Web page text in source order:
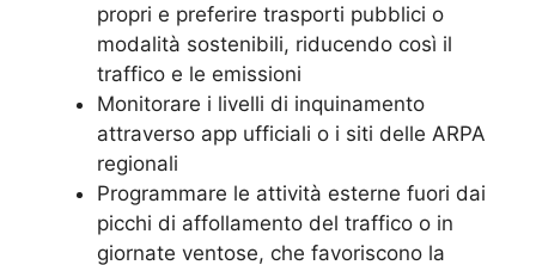
propri e preferire trasporti pubblici o
modalità sostenibili, riducendo così il
traffico e le emissioni
Monitorare i livelli di inquinamento
attraverso app ufficiali o i siti delle ARPA
regionali
Programmare le attività esterne fuori dai
picchi di affollamento del traffico o in
giornate ventose, che favoriscono la